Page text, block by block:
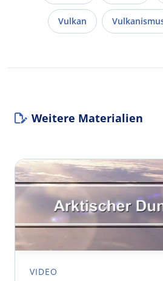
Vulkan
Weitere Materialien
VIDEO